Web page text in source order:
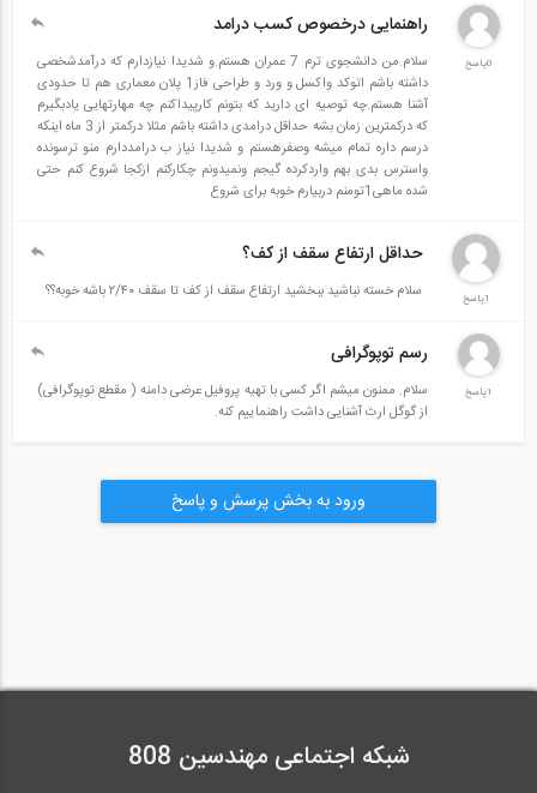
متقاضیان آزمون های نظام مهندسی
قابل استفاده دانشجویان دانشگاه سراسری و آزاد اسلامی و...
در هر فصل ابتدا نکات جامع و کلیدی مربوط به دروس مورد نظر بیان
گردیده و سپس سولاات چهارگزینه ای با پاسخ های تشریخی مرتبط با آن
دروس که از سال ۸۷ تاکنون در آزمون های کارشناسی ارشد سراسری و آزاد
رشته مهندسی نقشه برداری مطرح شده, آورده شده است. که به این
ترتیب داوطلب می تواند از آمادگی خود برای شرکت در آزمون اطمینان
حاصل نماید.
این کتاب با توجه به نظرات استاتید بزرگوار آقای دکتر بهزاد وثوقی و آقای
دکتر مسعود مشهدی حسینعلی تدوین گردیده و مباحث ذکر شده و فصل
بندی انجام شده زیر نظر این عزیزان بوده است.
کتاب حاضر شامل کلیه نکات مهم و دروس تیوری خطاها و جبرخطی,
زیرزمینی (فصل دوم) و نقشه برداری مسیر (فصل سوم) به همراه سوالات
چهارگزینه ای طبقه بندی شده با پاسخ های تشریحی جهت شرکت در آزمون
0پاسخ
راهنمایی درخصوص کسب درامد
سلام.من دانشجوی ترم 7 عمران هستم.و شدیدا نیازدارم که درآمدشخصی
داشته باشم اتوکد واکسل و ورد و طراحی فاز1 پلان معماری هم تا حدودی
آشنا هستم.چه توصیه ای دارید که بتونم کارپیداکنم چه مهارتهایی یادبگیرم
که درکمترین زمان بشه حداقل درامدی داشته باشم مثلا درکمتر از 3 ماه اینکه
درسم داره تمام میشه وصفرهستم و شدیدا نیاز ب درامددارم منو ترسونده
واسترس بدی بهم واردکرده گیجم ونمیدونم چکارکنم ازکجا شروع کنم حتی
شده ماهی1تومنم دربیارم خوبه برای شروع
1پاسخ
حداقل ارتفاع سقف از کف؟
سلام خسته نباشید ببخشید ارتفاع سقف از کف تا سقف ۲/۴۰ باشه خوبه؟؟
1پاسخ
رسم توپوگرافی
سلام. ممنون میشم اگر کسی با تهیه پروفیل عرضی دامنه ( مقطع توپوگرافی)
از گوگل ارث آشنایی داشت راهنماییم کنه.
ورود به بخش پرسش و پاسخ
شبکه اجتماعی مهندسین 808